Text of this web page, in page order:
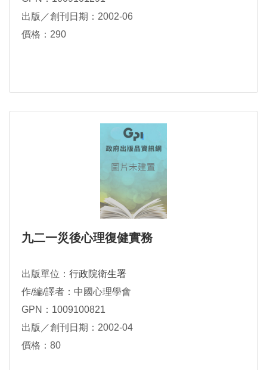
出版／創刊日期：2002-06
價格：290
九二一災後心理復健實務
出版單位： 行政院衛生署
作/編/譯者：中國心理學會
GPN：1009100821
出版／創刊日期：2002-04
價格：80